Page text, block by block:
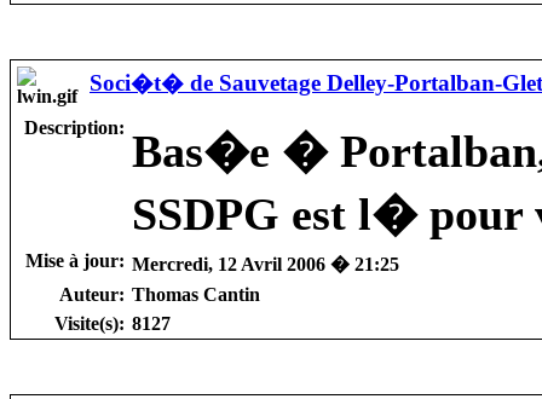
Soci�t� de Sauvetage Delley-Portalban-
Description: Bas�e �
SSDPG est l�
Mise à jour: Mercredi, 12 Avril 2006 � 21:25
Auteur: Thomas Cantin
Visite(s): 8127